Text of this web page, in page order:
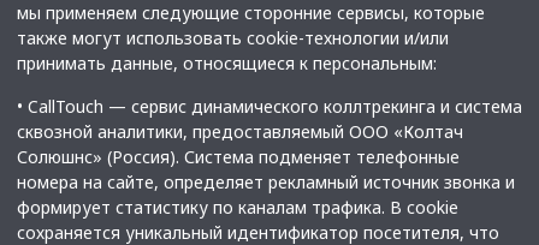
мы применяем следующие сторонние сервисы, которые
также могут использовать cookie-технологии и/или
принимать данные, относящиеся к персональным:
• CallTouch — сервис динамического коллтрекинга и система
сквозной аналитики, предоставляемый ООО «Колтач
Солюшнс» (Россия). Система подменяет телефонные
номера на сайте, определяет рекламный источник звонка и
формирует статистику по каналам трафика. В cookie
сохраняется уникальный идентификатор посетителя, что